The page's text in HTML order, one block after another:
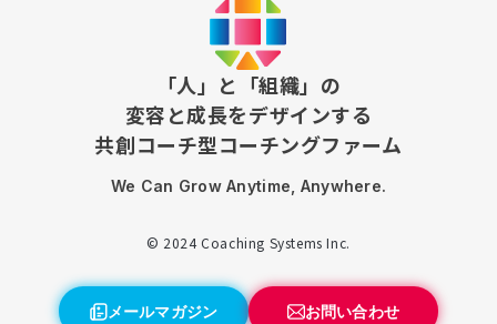
「人」と「組織」の
変容と成長をデザインする
共創コーチ型コーチングファーム
We Can Grow Anytime, Anywhere.
© 2024 Coaching Systems Inc.
メールマガジン お問い合わせ